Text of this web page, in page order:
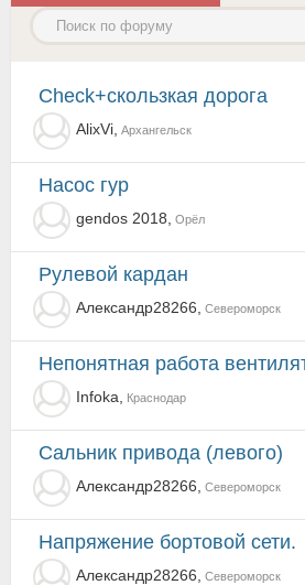
Check+скользкая дорога
AlixVi, Архангельск
Насос гур
gendos 2018, Орёл
Рулевой кардан
Александр28266, Североморск
Непонятная работа
Infoka, Краснодар
Сальник привода (левого)
Александр28266, Североморск
Напряжение бортовой сети.
Александр28266, Североморск